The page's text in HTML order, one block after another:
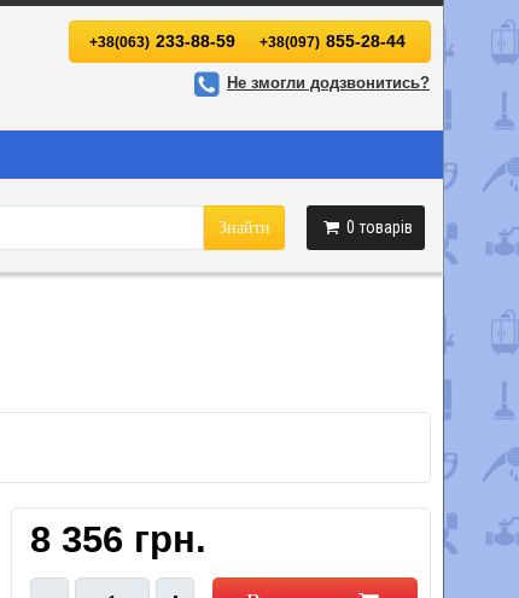
+38(063) 233-88-59 +38(097) 855-28-44
Не змогли додзвонитись?
0 товарів
Знайти
8 356 грн.